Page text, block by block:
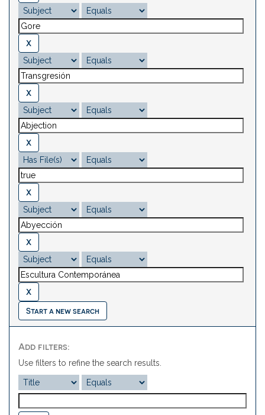
Start a new search
Add filters:
Use filters to refine the search results.